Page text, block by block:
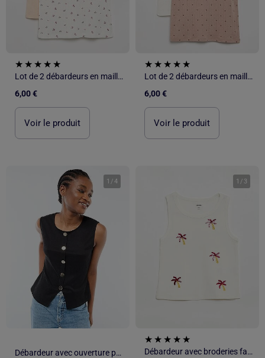
Lot de 2 débardeurs en maille pointelle
6,00 €
Voir le produit
Lot de 2 débardeurs en maille pointelle
6,00 €
Voir le produit
1 /4
Débardeur avec ouverture par boutons dorés martelés
1 / 3
Débardeur avec broderies fantaisies